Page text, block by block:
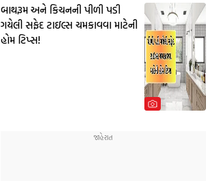
બાથરૂમ અને કિચનની પીળી પડી
ગયેલી સફેદ ટાઇલ્સ ચમકાવવા માટેની
હોમ ટિપ્સ!